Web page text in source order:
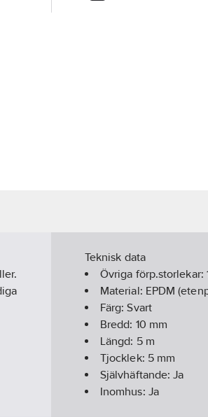
Teknisk data
Övriga förp.storlekar:
Material: EPDM
Färg:Svart
Bredd: 10 mm
Längd: 5m
Tjocklek: 5mm
Självhäftande:Ja
Inomhus: Ja